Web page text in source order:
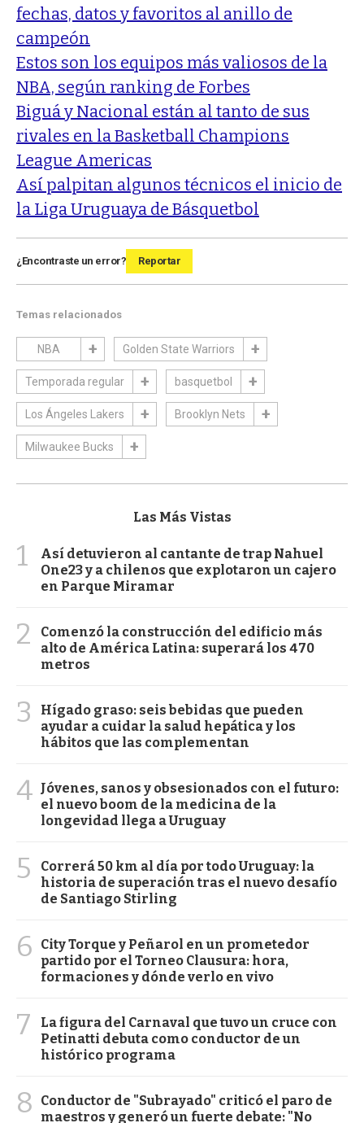
fechas, datos y favoritos al anillo de
campeón
Estos son los equipos más valiosos de la
NBA, según ranking de Forbes
Biguá y Nacional están al tanto de sus
rivales en la Basketball Champions
League Americas
Así palpitan algunos técnicos el inicio de
la Liga Uruguaya de Básquetbol
¿Encontraste un error? Reportar
Temas relacionados
NBA Golden State Warriors
Temporada regular basquetbol
Los Ángeles Lakers Brooklyn Nets
Milwaukee Bucks
Las Más Vistas
1
Así detuvieron al cantante de trap Nahuel
One23 y a chilenos que explotaron un cajero
en Parque Miramar
2
Comenzó la construcción del edificio más
alto de América Latina: superará los 470
metros
3
Hígado graso: seis bebidas que pueden
ayudar a cuidar la salud hepática y los
hábitos que las complementan
4 Jóvenes, sanos y obsesionados con el futuro:
el nuevo boom de la medicina de la
longevidad llega a Uruguay
5
Correrá 50 km al día por todo Uruguay: la
historia de superación tras el nuevo desafío
de Santiago Stirling
6
City Torque y Peñarol en un prometedor
partido por el Torneo Clausura: hora,
formaciones y dónde verlo en vivo
7
La figura del Carnaval que tuvo un cruce con
Petinatti debuta como conductor de un
histórico programa
8
Conductor de "Subrayado" criticó el paro de
maestros y generó un fuerte debate: "No